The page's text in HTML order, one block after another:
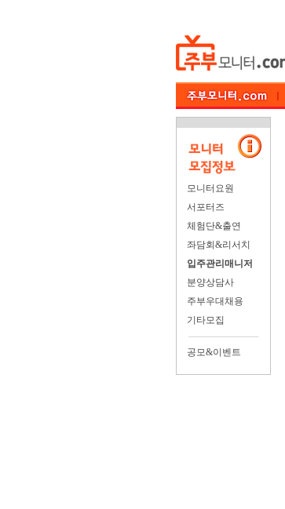
모니터요원
서포터즈
체험단&출연
좌담회&리서치
입주관리매니저
분양상담사
주부우대채용
기타모집
공모&이벤트